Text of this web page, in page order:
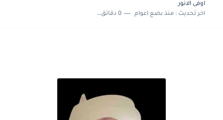
اوفى الانور
اخر تحديث :منذ بضع اعوام 0 دقائق للقراءة